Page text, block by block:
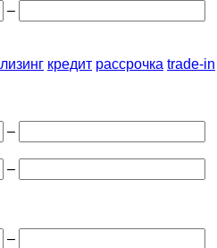
–
лизинг кредит рассрочка trade-in
–
–
–